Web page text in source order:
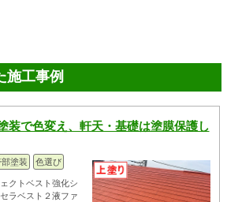
施工事例
装で色変え、軒天・基礎は塗膜保護し
塗装 色選び
クトベスト強化シ
ラベスト２液ファ